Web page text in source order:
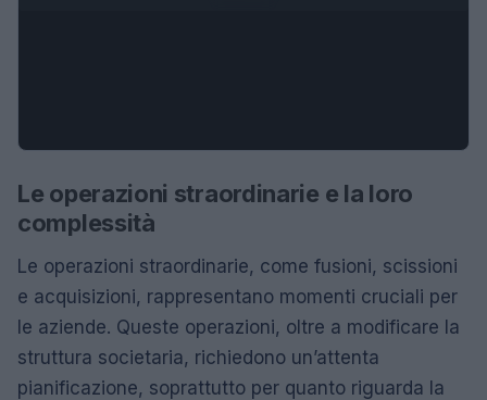
Le operazioni straordinarie e la loro
complessità
Le operazioni straordinarie, come fusioni, scissioni
e acquisizioni, rappresentano momenti cruciali per
le aziende. Queste operazioni, oltre a modificare la
struttura societaria, richiedono un’attenta
pianificazione, soprattutto per quanto riguarda la